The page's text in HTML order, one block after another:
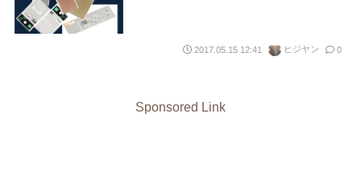
2017.05.15 12:41 ヒジヤン 0
Sponsored Link